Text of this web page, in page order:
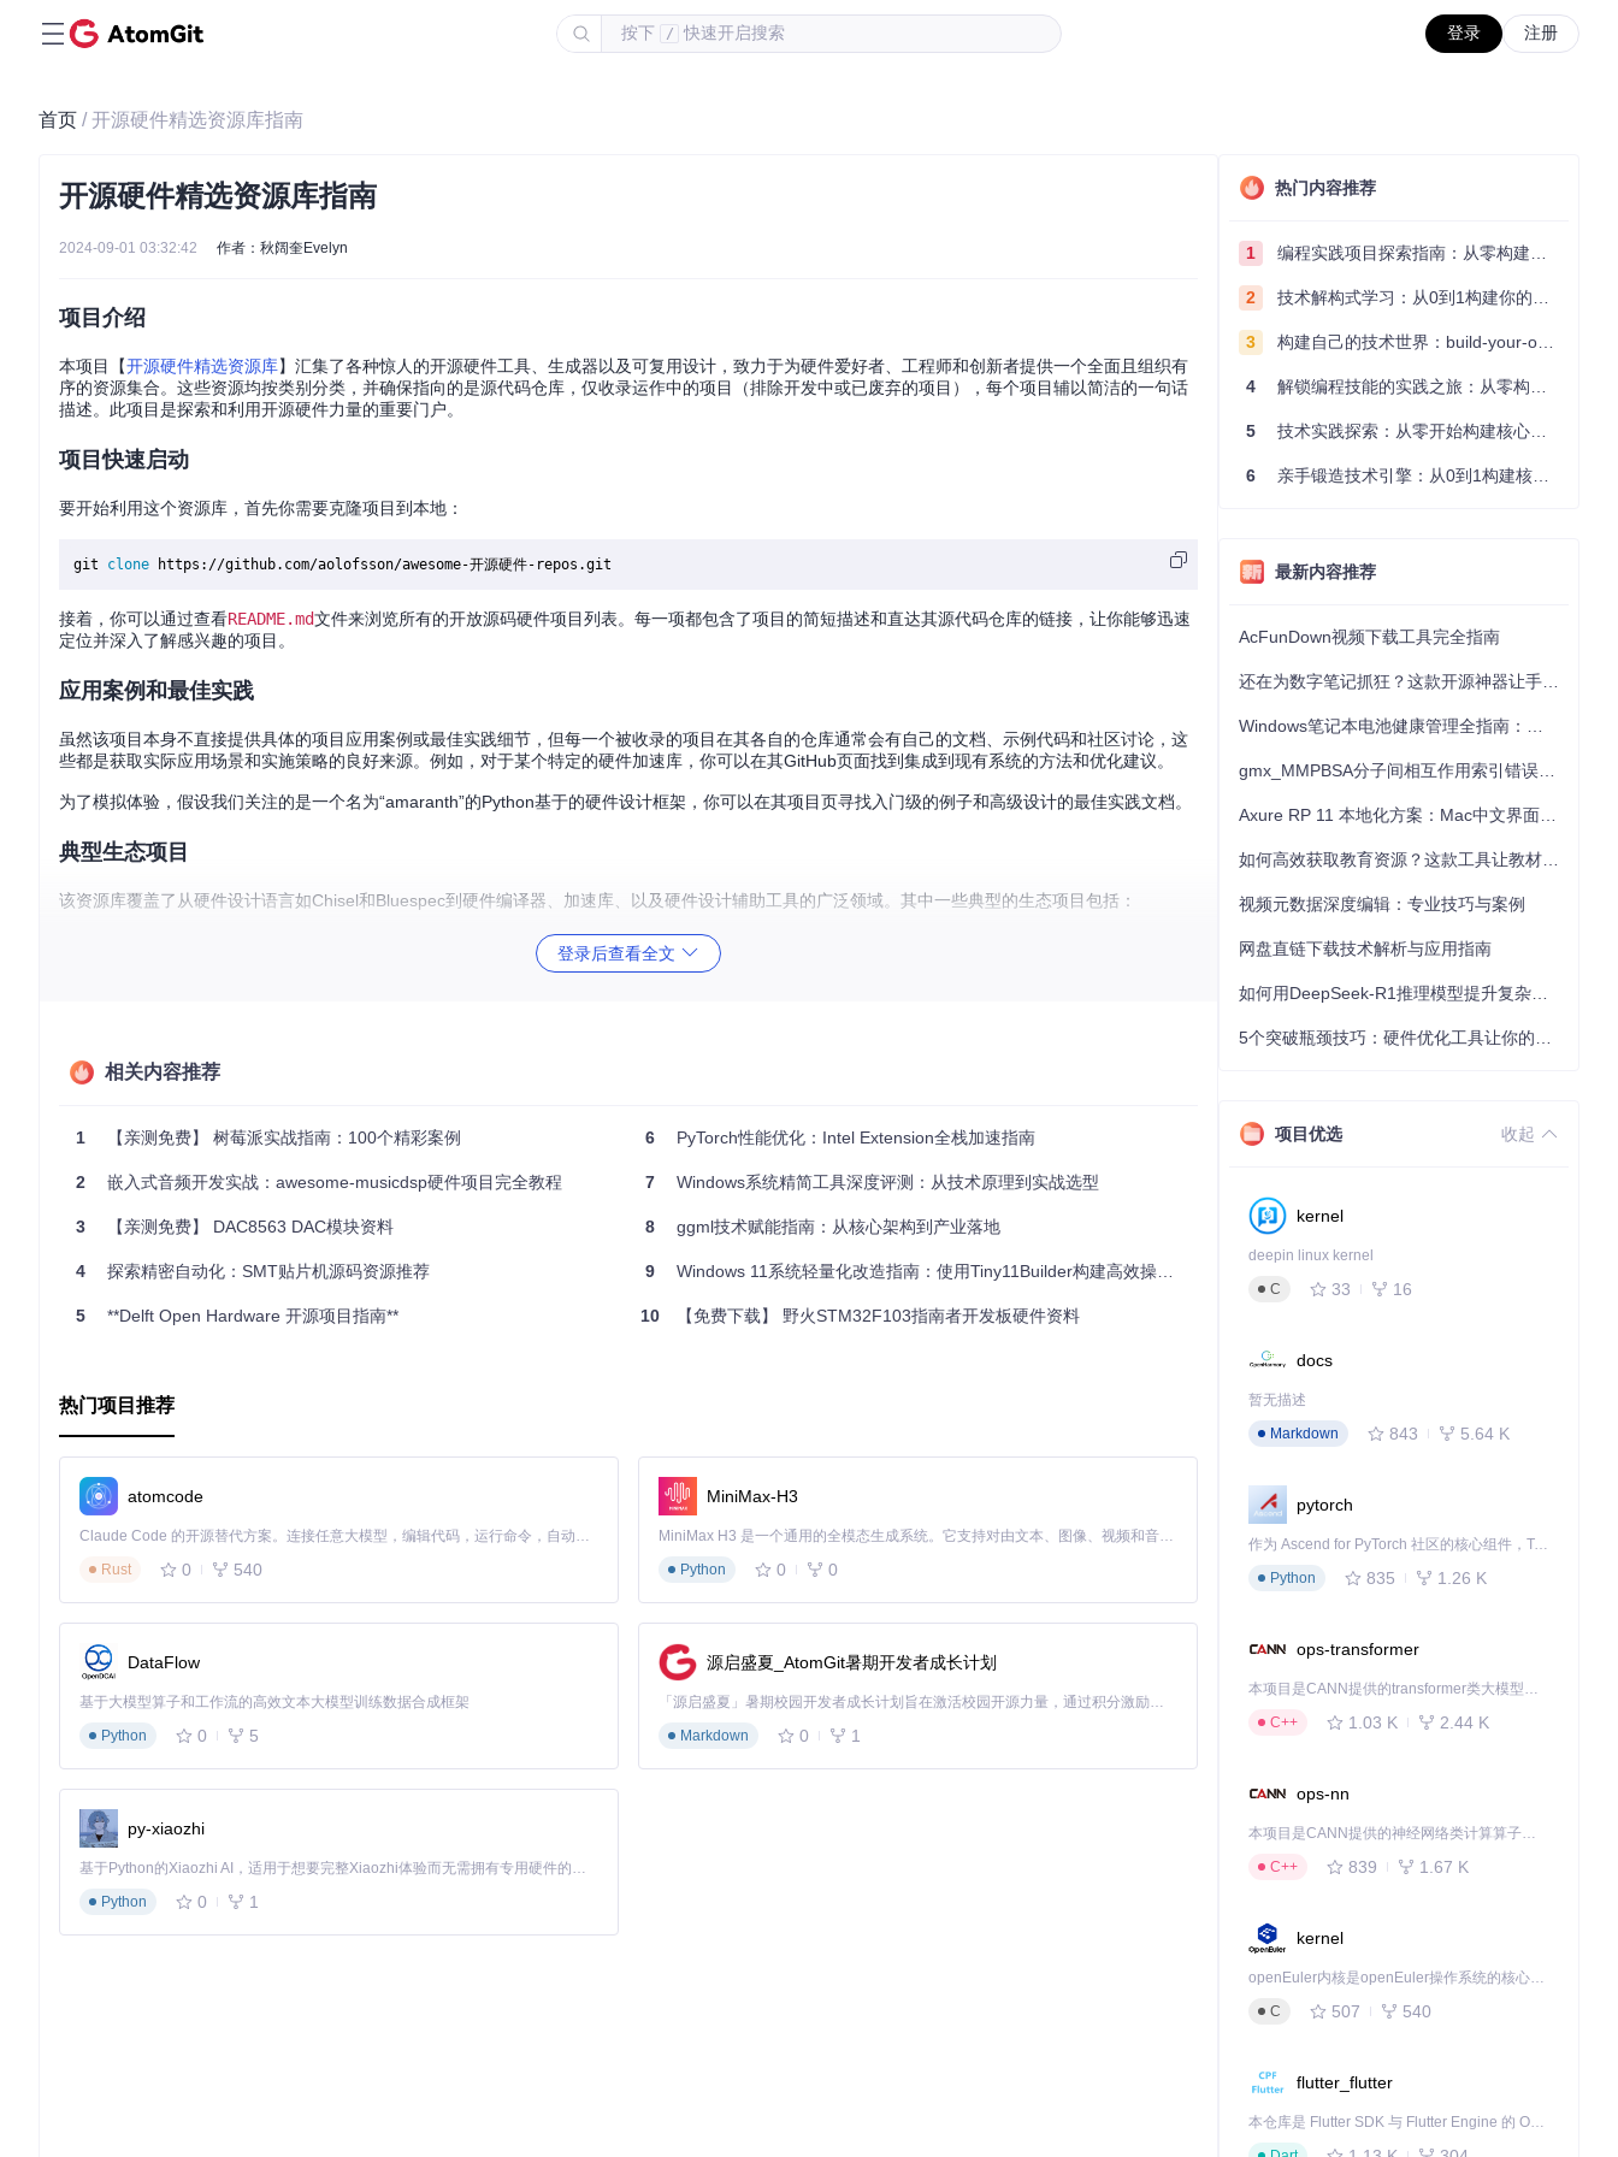
按下 / 快速开启搜索 登录 注册
首页 / 开源硬件精选资源库指南
开源硬件精选资源库指南
2024-09-01 03:32:42 作者：秋阔奎Evelyn
项目介绍
本项目【开源硬件精选资源库】汇集了各种惊人的开源硬件工具、生成器以及可复用设计，致力于为硬件爱好者、工程师和创新者提供一个全面且组织有
序的资源集合。这些资源均按类别分类，并确保指向的是源代码仓库，仅收录运作中的项目（排除开发中或已废弃的项目），每个项目辅以简洁的一句话
描述。此项目是探索和利用开源硬件力量的重要门户。
项目快速启动
要开始利用这个资源库，首先你需要克隆项目到本地：
git clone
接着，你可以通过查看README.md文件来浏览所有的开放源码硬件项目列表。每一项都包含了项目的简短描述和直达其源代码仓库的链接，让你能够迅速
定位并深入了解感兴趣的项目。
应用案例和最佳实践
虽然该项目本身不直接提供具体的项目应用案例或最佳实践细节，但每一个被收录的项目在其各自的仓库通常会有自己的文档、示例代码和社区讨论，这
些都是获取实际应用场景和实施策略的良好来源。例如，对于某个特定的硬件加速库，你可以在其GitHub页面找到集成到现有系统的方法和优化建议。
为了模拟体验，假设我们关注的是一个名为“amaranth”的Python基于的硬件设计框架，你可以在其项目页寻找入门级的例子和高级设计的最佳实践文档。
典型生态项目
该资源库覆盖了从硬件设计语言如Chisel和Bluespec到硬件编译器、加速库、以及硬件设计辅助工具的广泛领域。其中一些典型的生态项目包括：
: 一款基于Python的语言，简化了硬件的设计和理解过程。
: 中间表示（IR）用于硬件编译流程，支持高级抽象到具体实现的转换。
登录后查看全文
相关内容推荐
1 【亲测免费】 树莓派实战指南：100个精彩案例
2 嵌入式音频开发实战：awesome-musicdsp硬件项目完全教程
3 【亲测免费】 DAC8563 DAC模块资料
4 探索精密自动化：SMT贴片机源码资源推荐
5 **Delft Open Hardware 开源项目指南**
6 PyTorch性能优化：Intel Extension全栈加速指南
7 Windows系统精简工具深度评测：从技术原理到实战选型
8 ggml技术赋能指南：从核心架构到产业落地
9 Windows 11系统轻量化改造指南：使用Tiny11Builder构建高效操作系统
10 【免费下载】 野火STM32F103指南者开发板硬件资料
热门项目推荐
atomcode
Claude Code 的开源替代方案。连接任意大模型，编辑代码，运行命令，自动验证 — 全自动执行。用 Rust 构建，极致性能。 ｜ An open-source alternative to Claude Code. Connect any LLM, edit code, run commands, and verify changes — autonomously. Built in Rust for speed. Get Started
Rust
0 540
MiniMax-H3
MiniMax H3 是一个通用的全模态生成系统。它支持对由文本、图像、视频和音频组成的多模态上下文进行统一理解，并能生成分辨率高达 2K、时长可达 15 秒的带原生立体声音频的视频。得益于面向任务泛化的系统设计，H3 在预训练阶段就已具备广泛的多模态上下文理解与生成能力，能够出色地执行复杂的多模态指令。
Python
0 0
DataFlow
基于大模型算子和工作流的高效文本大模型训练数据合成框架
Python
0 5
源启盛夏_AtomGit暑期开发者成长计划
「源启盛夏」暑期校园开发者成长计划旨在激活校园开源力量，通过积分激励、认证扶持、资源倾斜等形式，引导高校组织和开发者完成「入驻 — 建项目 — 做贡献 — 获认证 — 得资源」的完整闭环。无论你是想带领社团入驻平台的组织者，还是希望用代码贡献证明自己的开发者，都能在这里找到属于你的成长路径。
Markdown
0 1
py-xiaozhi
基于Python的Xiaozhi AI，适用于想要完整Xiaozhi体验而无需拥有专用硬件的用户。
Python
0 1
热门内容推荐
1 编程实践项目探索指南：从零构建技术能力体系
2 技术解构式学习：从0到1构建你的编程知识体系
3 构建自己的技术世界：build-your-own-x项目的实践探索指南
4 解锁编程技能的实践之旅：从零构建你的技术世界
5 技术实践探索：从零开始构建核心系统的实践指南
6 亲手锻造技术引擎：从0到1构建核心系统的实践指南
最新内容推荐
AcFunDown视频下载工具完全指南
视频元数据深度编辑：专业技巧与案例
网盘直链下载技术解析与应用指南
项目优选 收起
kernel
deepin linux kernel
C
33 16
docs
暂无描述
Markdown
843 5.64 K
pytorch
作为 Ascend for PyTorch 社区的核心组件，TorchNPU 是昇腾专为 PyTorch 打造的深度学习适配插件，使 PyTorch 框架能够直接调用昇腾 NPU，为开发者提供昇腾 AI 处理器的超强算力。
Python
835 1.26 K
ops-transformer
本项目是CANN提供的transformer类大模型算子库，实现网络在NPU上加速计算。
C++
1.03 K 2.44 K
ops-nn
本项目是CANN提供的神经网络类计算算子库，实现网络在NPU上加速计算。
C++
839 1.67 K
kernel
openEuler内核是openEuler操作系统的核心，既是系统性能与稳定性的基石，也是连接处理器、设备与服务的桥梁。
C
507 540
flutter_flutter
本仓库是 Flutter SDK 与 Flutter Engine 的 OpenHarmony 适配版本，由 CPF-Flutter 团队维护。开发者可使用熟悉的 Flutter 技术栈开发 OpenHarmony 应用，3.35.7 及以后的适配版本可基于本仓库源码构建支持 OpenHarmony 的 Flutter Engine。